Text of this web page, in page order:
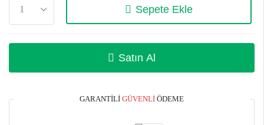
Sepete Ekle
Satın Al
GARANTILI GÜVENLI ÖDEME